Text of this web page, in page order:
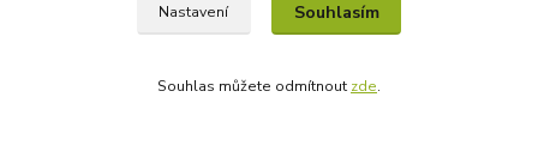
Nastavení Souhlasím
Souhlas můžete odmítnout zde.